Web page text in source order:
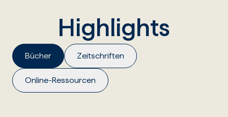
Highlights
Bücher Zeitschriften
Online-Ressourcen